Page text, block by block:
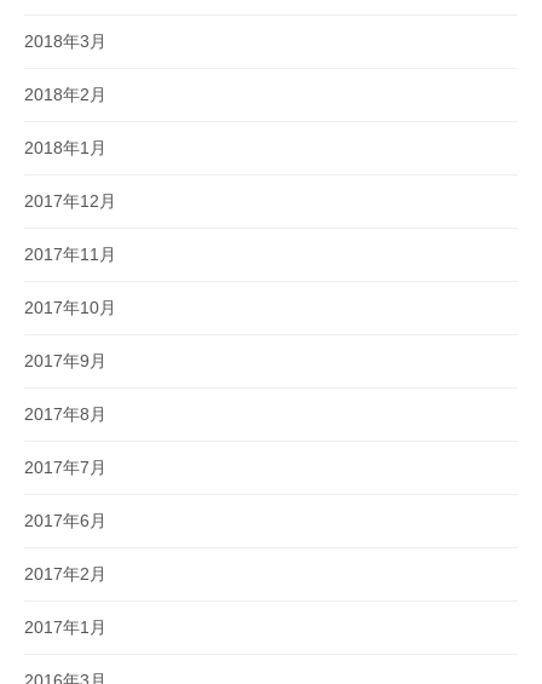
2018年3月
2018年2月
2018年1月
2017年12月
2017年11月
2017年10月
2017年9月
2017年8月
2017年7月
2017年6月
2017年2月
2017年1月